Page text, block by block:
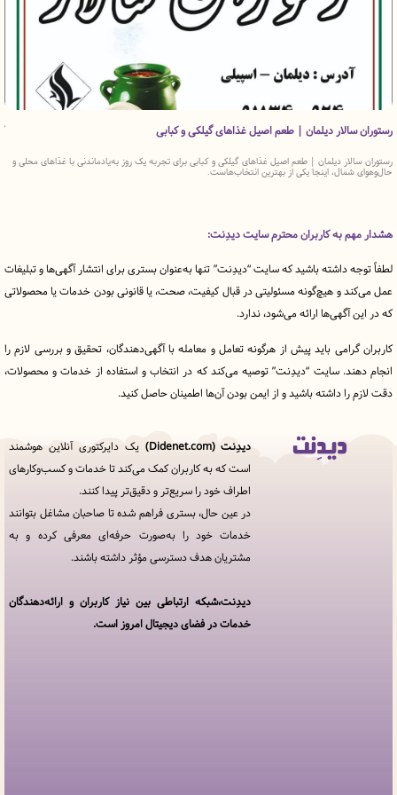
دیلمان | طعم اصیل غذاهای گیلکی و کبابی
دیلمان | طعم اصیل غذاهای گیلکی و کبابی برای تجربه یک روز به‌یادماندنی با غذاهای محلی و
اینجا یکی از بهترین انتخاب‌هاست.
کافه و
کافه و
به کاربران محترم سایت دیدِنت:
داشته باشید که سایت “دیدِنت” تنها به‌عنوان بستری برای انتشار آگهی‌ها و تبلیغات
و هیچ‌گونه مسئولیتی در قبال کیفیت، صحت، یا قانونی بودن خدمات یا محصولاتی
ارائه می‌شود، ندارد.
باید پیش از هرگونه تعامل و معامله با آگهی‌دهندگان، تحقیق و بررسی لازم را
سایت “دیدِنت” توصیه می‌کند که در انتخاب و استفاده از خدمات و محصولات،
داشته باشید و از ایمن بودن آن‌ها اطمینان حاصل کنید.
دیدِنت (Didenet.com)
یک دایرکتوری آنلاین هوشمند
است که به کاربران کمک می‌کند تا خدمات و کسب‌وکارهای
اطراف خود را سریع‌تر و دقیق‌تر پیدا کنند.
در عین حال، بستری فراهم شده تا صاحبان مشاغل بتوانند
خدمات خود را به‌صورت حرفه‌ای معرفی کرده و به
مشتریان هدف دسترسی مؤثر داشته باشند.
دیدِنت،شبکه ارتباطی بین نیاز کاربران و ارائه‌دهندگان
خدمات در فضای دیجیتال امروز است.
و
در
دیدنت